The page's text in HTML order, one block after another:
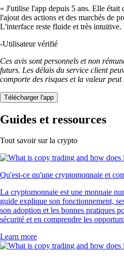
« J'utilise l'app depuis 5 ans. Elle était
l'ajout des actions et des marchés de
L'interface reste fluide et très intuitive.
-Utilisateur vérifié
Ces avis sont personnels et non
futurs. Les délais du service client
comporte des risques et la valeur peut
Télécharger l'app
Guides et ressources
Tout savoir sur la crypto
Qu'est-ce qu'une cryptomonnaie et
La cryptomonnaie est une monnaie
guide explique son fonctionnement,
son adoption et les bonnes pratiques
sécurité et en comprendre les
Learn more